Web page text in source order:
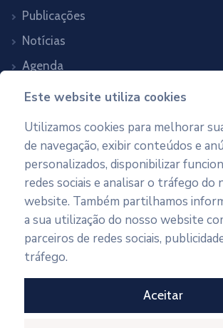
Publicações
Notícias
Agenda
Contactos
Newsletter
Subscreva as nossas newsletters
* chamada para a rede fixa nacional
Este website utiliza cookies
Utilizamos cookies para melhorar
de navegação, exibir conteúdos e
personalizados, disponibilizar
redes sociais e analisar o tráfego do
website. Também partilhamos
a sua utilização do nosso website
parceiros de redes sociais,
tráfego.
Aceitar